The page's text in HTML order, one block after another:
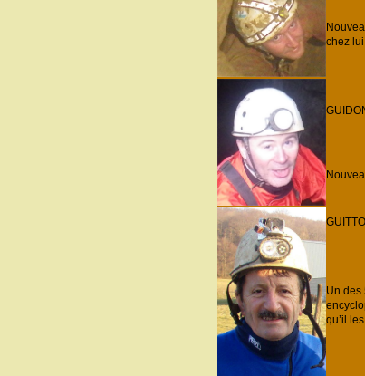
chez
Un des
qu’il